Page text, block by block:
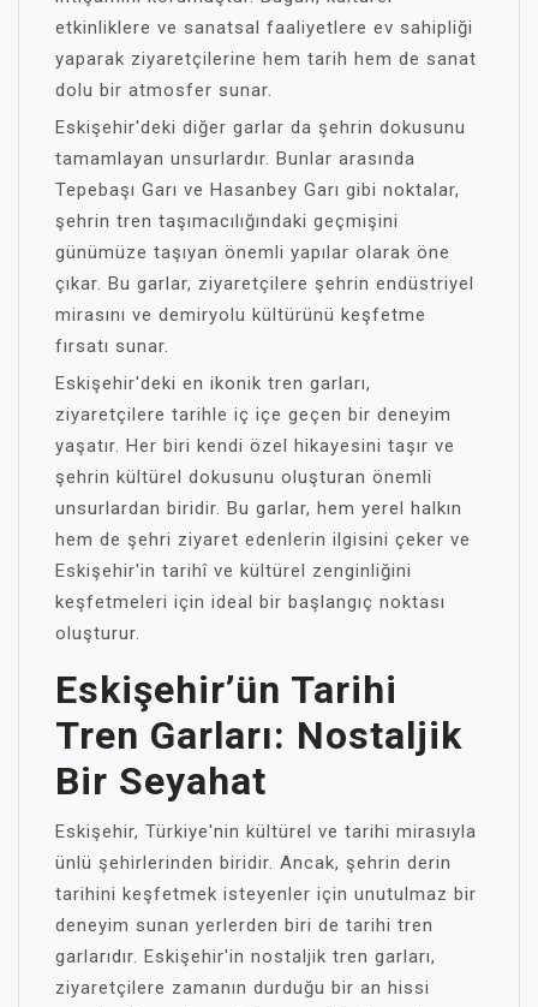
etkinliklere ve sanatsal faaliyetlere ev sahipliği
yaparak ziyaretçilerine hem tarih hem de sanat
dolu bir atmosfer sunar.
Eskişehir'deki diğer garlar da şehrin dokusunu
tamamlayan unsurlardır. Bunlar arasında
Tepebaşı Garı ve Hasanbey Garı gibi noktalar,
şehrin tren taşımacılığındaki geçmişini
günümüze taşıyan önemli yapılar olarak öne
çıkar. Bu garlar, ziyaretçilere şehrin endüstriyel
mirasını ve demiryolu kültürünü keşfetme
fırsatı sunar.
Eskişehir'deki en ikonik tren garları,
ziyaretçilere tarihle iç içe geçen bir deneyim
yaşatır. Her biri kendi özel hikayesini taşır ve
şehrin kültürel dokusunu oluşturan önemli
unsurlardan biridir. Bu garlar, hem yerel halkın
hem de şehri ziyaret edenlerin ilgisini çeker ve
Eskişehir'in tarihî ve kültürel zenginliğini
keşfetmeleri için ideal bir başlangıç noktası
oluşturur.
Eskişehir’ün Tarihi
Tren Garları: Nostaljik
Bir Seyahat
Eskişehir, Türkiye'nin kültürel ve tarihi mirasıyla
ünlü şehirlerinden biridir. Ancak, şehrin derin
tarihini keşfetmek isteyenler için unutulmaz bir
deneyim sunan yerlerden biri de tarihi tren
garlarıdır. Eskişehir'in nostaljik tren garları,
ziyaretçilere zamanın durduğu bir an hissi